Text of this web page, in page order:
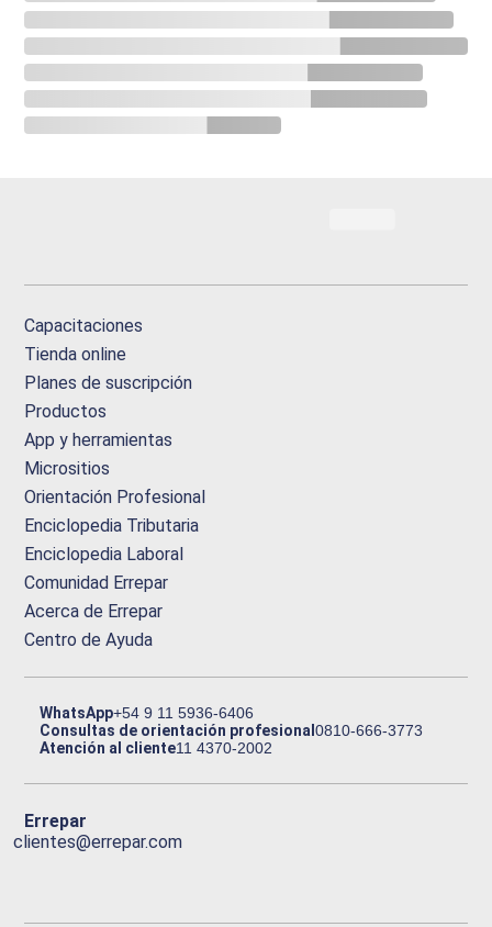
Capacitaciones
Tienda online
Planes de suscripción
Productos
App y herramientas
Micrositios
Orientación Profesional
Enciclopedia Tributaria
Enciclopedia Laboral
Comunidad Errepar
Acerca de Errepar
Centro de Ayuda
WhatsApp+54 9 11 5936-6406
Consultas de orientación profesional0810-666-3773
Atención al cliente11 4370-2002
Errepar
clientes@errepar.com